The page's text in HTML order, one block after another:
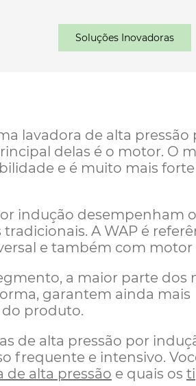
Soluções Inovadoras
lavadora de alta pressão
delas é o motor. O
e é muito mais
indução desempenham
A WAP é
e também com motor
a maior parte dos
garantem ainda mais
produto.
de alta pressão por
frequente e intensivo.
de alta pressão e quais os